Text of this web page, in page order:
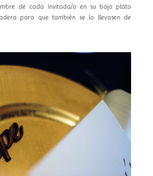
de cada invitada/o en su bajo plato
para que también se lo llevasen de